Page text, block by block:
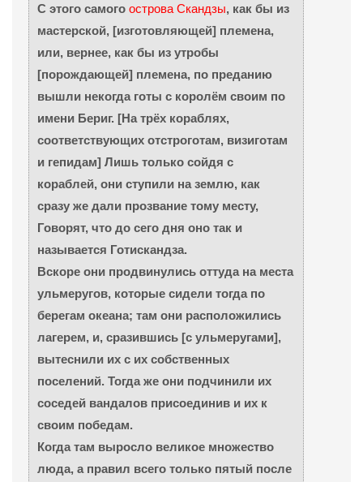
С этого самого острова Скандзы, как бы из
мастерской, [изготовляющей] племена,
или, вернее, как бы из утробы
[порождающей] племена, по преданию
вышли некогда готы с королём своим по
имени Бериг. [На трёх кораблях,
соответствующих отстроготам, визиготам
и гепидам] Лишь только сойдя с
кораблей, они ступили на землю, как
сразу же дали прозвание тому месту,
Говорят, что до сего дня оно так и
называется Готискандза.
Вскоре они продвинулись оттуда на места
ульмеругов, которые сидели тогда по
берегам океана; там они расположились
лагерем, и, сразившись [с ульмеругами],
вытеснили их с их собственных
поселений. Тогда же они подчинили их
соседей вандалов присоединив и их к
своим победам.
Когда там выросло великое множество
люда, а правил всего только пятый после